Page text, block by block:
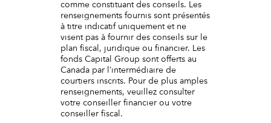
comme constituant des conseils. Les
renseignements fournis sont présentés
à titre indicatif uniquement et ne
visent pas à fournir des conseils sur le
plan fiscal, juridique ou financier. Les
fonds Capital Group sont offerts au
Canada par l’intermédiaire de
courtiers inscrits. Pour de plus amples
renseignements, veuillez consulter
votre conseiller financier ou votre
conseiller fiscal.